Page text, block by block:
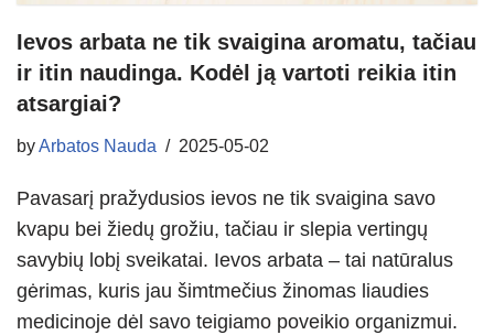
Ievos arbata ne tik svaigina aromatu, tačiau
ir itin naudinga. Kodėl ją vartoti reikia itin
atsargiai?
byArbatos Nauda 2025-05-02
Pavasarį pražydusios ievos ne tik svaigina savo
kvapu bei žiedų grožiu, tačiau ir slepia vertingų
savybių lobį sveikatai. Ievos arbata – tai natūralus
gėrimas, kuris jau šimtmečius žinomas liaudies
medicinoje dėl savo teigiamo poveikio organizmui.